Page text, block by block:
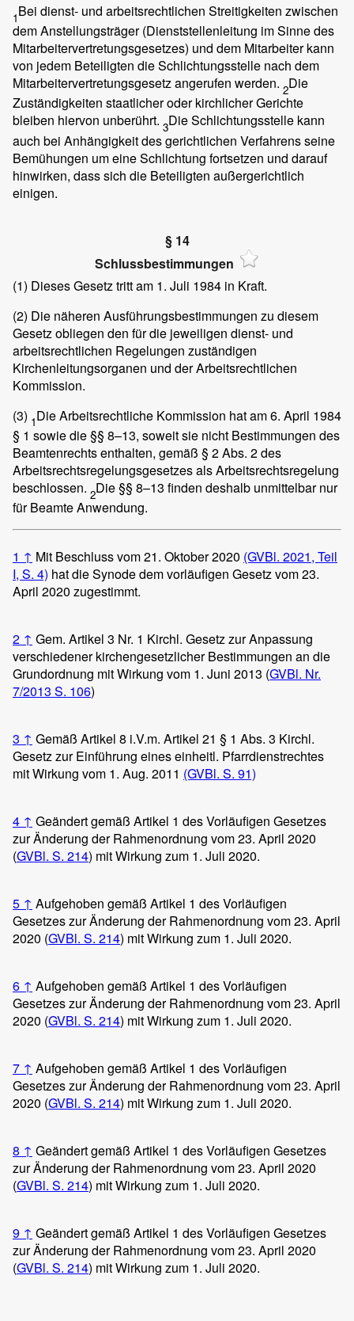
1Bei dienst- und arbeitsrechtlichen Streitigkeiten zwischen
dem Anstellungsträger (Dienststellenleitung im Sinne des
Mitarbeitervertretungsgesetzes) und dem Mitarbeiter kann
von jedem Beteiligten die Schlichtungsstelle nach dem
Mitarbeitervertretungsgesetz angerufen werden. 2Die
Zuständigkeiten staatlicher oder kirchlicher Gerichte
bleiben hiervon unberührt. 3Die Schlichtungsstelle kann
auch bei Anhängigkeit des gerichtlichen Verfahrens seine
Bemühungen um eine Schlichtung fortsetzen und darauf
hinwirken, dass sich die Beteiligten außergerichtlich
einigen.
§ 14
Schlussbestimmungen
(1) Dieses Gesetz tritt am 1. Juli 1984 in Kraft.
(2) Die näheren Ausführungsbestimmungen zu diesem
Gesetz obliegen den für die jeweiligen dienst- und
arbeitsrechtlichen Regelungen zuständigen
Kirchenleitungsorganen und der Arbeitsrechtlichen
Kommission.
(3) 1Die Arbeitsrechtliche Kommission hat am 6. April 1984
§ 1 sowie die §§ 8–13, soweit sie nicht Bestimmungen des
Beamtenrechts enthalten, gemäß § 2 Abs. 2 des
Arbeitsrechtsregelungsgesetzes als Arbeitsrechtsregelung
beschlossen. 2Die §§ 8–13 finden deshalb unmittelbar nur
für Beamte Anwendung.
1 ↑ Mit Beschluss vom 21. Oktober 2020 (GVBl. 2021, Teil
I, S. 4) hat die Synode dem vorläufigen Gesetz vom 23.
April 2020 zugestimmt.
2 ↑ Gem. Artikel 3 Nr. 1 Kirchl. Gesetz zur Anpassung
verschiedener kirchengesetzlicher Bestimmungen an die
Grundordnung mit Wirkung vom 1. Juni 2013 (GVBl. Nr.
7/2013 S. 106)
3 ↑ Gemäß Artikel 8 i.V.m. Artikel 21 § 1 Abs. 3 Kirchl.
Gesetz zur Einführung eines einheitl. Pfarrdienstrechtes
mit Wirkung vom 1. Aug. 2011 (GVBl. S. 91)
4 ↑ Geändert gemäß Artikel 1 des Vorläufigen Gesetzes
zur Änderung der Rahmenordnung vom 23. April 2020
(GVBl. S. 214) mit Wirkung zum 1. Juli 2020.
5 ↑ Aufgehoben gemäß Artikel 1 des Vorläufigen
Gesetzes zur Änderung der Rahmenordnung vom 23. April
2020 (GVBl. S. 214) mit Wirkung zum 1. Juli 2020.
6 ↑ Aufgehoben gemäß Artikel 1 des Vorläufigen
Gesetzes zur Änderung der Rahmenordnung vom 23. April
2020 (GVBl. S. 214) mit Wirkung zum 1. Juli 2020.
7 ↑ Aufgehoben gemäß Artikel 1 des Vorläufigen
Gesetzes zur Änderung der Rahmenordnung vom 23. April
2020 (GVBl. S. 214) mit Wirkung zum 1. Juli 2020.
8 ↑ Geändert gemäß Artikel 1 des Vorläufigen Gesetzes
zur Änderung der Rahmenordnung vom 23. April 2020
(GVBl. S. 214) mit Wirkung zum 1. Juli 2020.
9 ↑ Geändert gemäß Artikel 1 des Vorläufigen Gesetzes
zur Änderung der Rahmenordnung vom 23. April 2020
(GVBl. S. 214) mit Wirkung zum 1. Juli 2020.